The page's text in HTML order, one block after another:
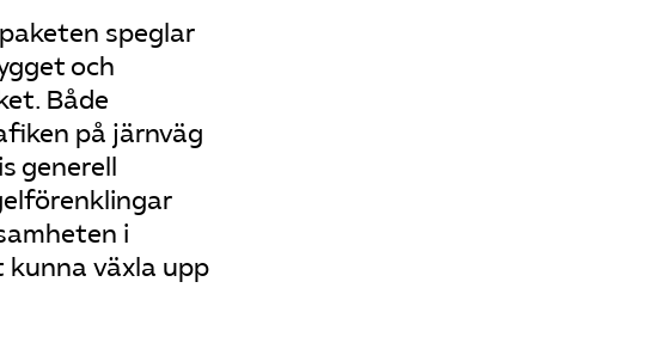
speglar
och
Både
på järnväg
generell
i
växla upp